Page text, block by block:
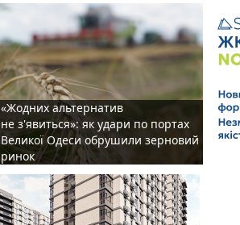
«Жодних альтернатив
не з'явиться»: як удари по портах
Великої Одеси обрушили зерновий
ринок